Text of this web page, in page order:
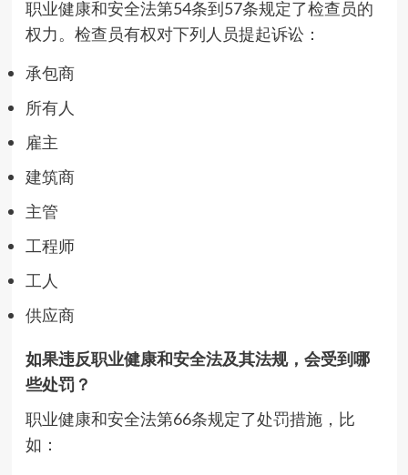
职业健康和安全法第54条到57条规定了检查员的
权力。检查员有权对下列人员提起诉讼：
承包商
所有人
雇主
建筑商
主管
工程师
工人
供应商
如果违反职业健康和安全法及其法规，会受到哪
些处罚？
职业健康和安全法第66条规定了处罚措施，比
如：